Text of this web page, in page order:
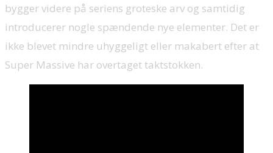
bygger videre på seriens groteske arv og samtidig
introducerer nogle spændende nye elementer. Det er
ikke blevet mindre uhyggeligt eller makabert efter at
Super Massive har overtaget taktstokken.